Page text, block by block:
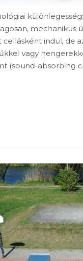
mechanikus
indul, de
vagy
(sound-absorbing